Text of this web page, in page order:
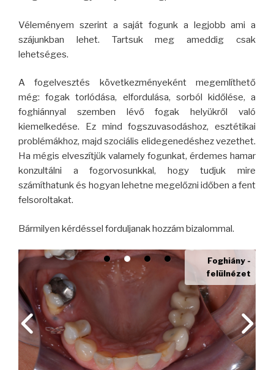
Véleményem szerint a saját fogunk a legjobb ami a
szájunkban lehet. Tartsuk meg ameddig csak
lehetséges.
A fogelvesztés következményeként megemlíthető
még: fogak torlódása, elfordulása, sorból kidőlése, a
foghiánnyal szemben lévő fogak helyükről való
kiemelkedése. Ez mind fogszuvasodáshoz, esztétikai
problémákhoz, majd szociális elidegenedéshez vezethet.
Ha mégis elveszítjük valamely fogunkat, érdemes hamar
konzultálni a fogorvosunkkal, hogy tudjuk mire
számíthatunk és hogyan lehetne megelőzni időben a fent
felsoroltakat.
Bármilyen kérdéssel forduljanak hozzám bizalommal.
Foghiány -
felülnézet